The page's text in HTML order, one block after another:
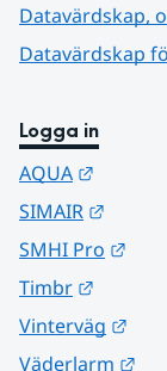
Datavärdskap,
Datavärdskap
Logga in
AQUA
SIMAIR
SMHI Pro
Timbr
Vinterväg
Väderlarm